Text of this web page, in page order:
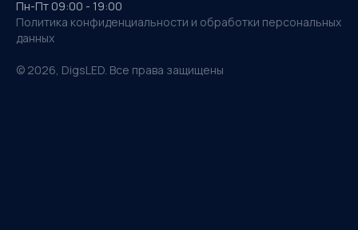
Пн-Пт 09:00 - 19:00
Политика конфиденциальности и обработки персональных
данных
© 2026 , DigsLED. Все права защищены